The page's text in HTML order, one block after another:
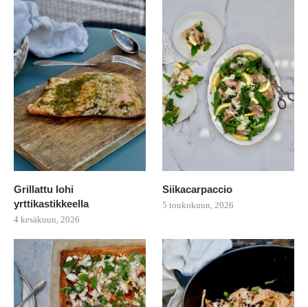
Grillattu lohi
yrttikastikkeella
4 kesäkuun, 2026
Siikacarpaccio
5 toukokuun, 2026